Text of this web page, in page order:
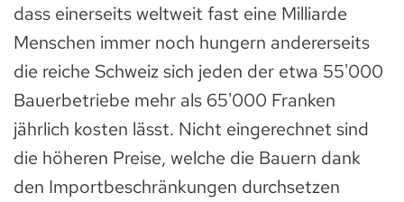
dass einerseits weltweit fast eine Milliarde
Menschen immer noch hungern andererseits
die reiche Schweiz sich jeden der etwa 55'000
Bauerbetriebe mehr als 65'000 Franken
jährlich kosten lässt. Nicht eingerechnet sind
die höheren Preise, welche die Bauern dank
den Import­beschränkungen durchsetzen